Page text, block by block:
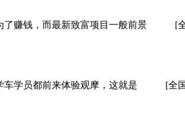
了赚钱，而最新致富项目一般前景
[
学员都前来体验观摩，这就是
[全